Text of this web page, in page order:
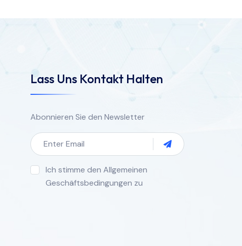
Lass Uns Kontakt Halten
Abonnieren Sie den Newsletter
Ich stimme den Allgemeinen
Geschäftsbedingungen zu